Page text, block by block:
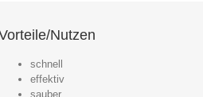
Nutzen
schnell
effektiv
sauber